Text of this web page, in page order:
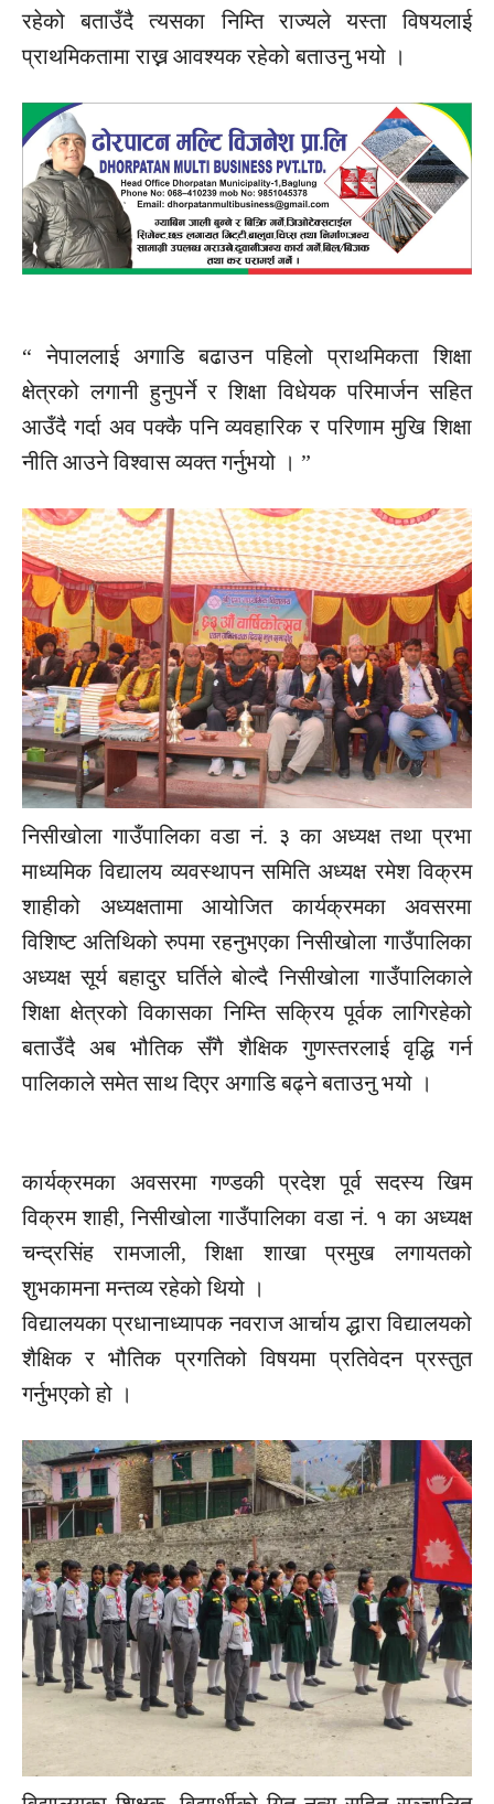
रहेको बताउँदै त्यसका निम्ति राज्यले यस्ता विषयलाई
प्राथमिकतामा राख्न आवश्यक रहेको बताउनु भयो ।
“ नेपाललाई अगाडि बढाउन पहिलो प्राथमिकता शिक्षा
क्षेत्रको लगानी हुनुपर्ने र शिक्षा विधेयक परिमार्जन सहित
आउँदै गर्दा अव पक्कै पनि व्यवहारिक र परिणाममुखि शिक्षा
नीति आउने विश्वास व्यक्त गर्नुभयो । ”
निसीखोला गाउँपालिका वडानं. ३ का अध्यक्ष तथा प्रभा
माध्यमिक विद्यालय व्यवस्थापन समिति अध्यक्ष रमेश विक्रम
शाहीको अध्यक्षतामा आयोजित कार्यक्रमका अवसरमा
विशिष्ट अतिथिको रुपमा रहनुभएकानिसीखोला गाउँपालिका
अध्यक्ष सूर्य बहादुर घर्तिले बोल्दैनिसीखोलागाउँपालिकाले
शिक्षा क्षेत्रको विकासका निम्ति सक्रिय पूर्वक लागिरहेको
बताउँदै अब भौतिक सँगै शैक्षिक गुणस्तरलाई वृद्धि गर्न
पालिकाले समेत साथ दिएर अगाडि बढ्ने बताउनु भयो ।
कार्यक्रमका अवसरमा गण्डकी प्रदेश पूर्व सदस्य खिम
विक्रम शाही,निसीखोला गाउँपालिका वडानं. १ का अध्यक्ष
चन्द्रसिंह रामजाली, शिक्षा शाखा प्रमुखलगायतको
शुभकामना मन्तव्य रहेको थियो ।
विद्यालयकाप्रधानाध्यापकनवराज आर्चाय द्धारा विद्यालयको
शैक्षिक र भौतिक प्रगतिको विषयमा प्रतिवेदन प्रस्तुत
गर्नुभएको हो ।